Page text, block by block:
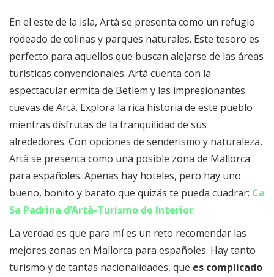
En el este de la isla, Artà se presenta como un refugio
rodeado de colinas y parques naturales. Este tesoro es
perfecto para aquellos que buscan alejarse de las áreas
turísticas convencionales. Artà cuenta con la
espectacular ermita de Betlem y las impresionantes
cuevas de Artà. Explora la rica historia de este pueblo
mientras disfrutas de la tranquilidad de sus
alrededores. Con opciones de senderismo y naturaleza,
Artà se presenta como una posible zona de Mallorca
para españoles. Apenas hay hoteles, pero hay uno
bueno, bonito y barato que quizás te pueda cuadrar: Ca
Sa Padrina d’Artà-Turismo de Interior.
La verdad es que para mí es un reto recomendar las
mejores zonas en Mallorca para españoles. Hay tanto
turismo y de tantas nacionalidades, que es complicado